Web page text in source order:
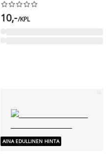






10,-/KPL
AINA EDULLINEN HINTA